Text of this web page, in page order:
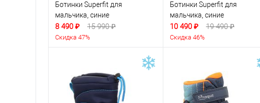
Ботинки Superfit для
мальчика, синие
8 490 ₽ 15 990 ₽
Скидка 47%
Ботинки Superfit для
мальчика, синие
10 490 ₽ 19 490 ₽
Скидка 46%